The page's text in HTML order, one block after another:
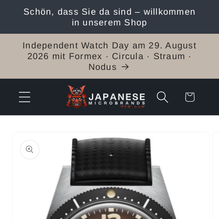
zum
Schön, dass Sie da sind – willkommen
in unserem Shop
Independent Watch Day am 29. August
2026 mit Formex · Circula · Straum ·
Nodus
Warenkorb